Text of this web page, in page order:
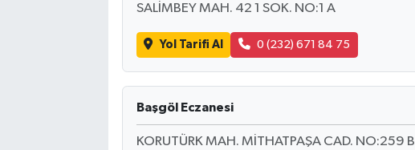
SALİMBEY MAH. 42 1 SOK. NO:1 A
Yol Tarifi Al 0 (232) 671 84 75
Başgöl Eczanesi
KORUTÜRK MAH. MİTHATPAŞA CAD. NO:259 B